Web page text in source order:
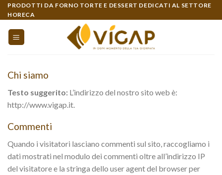
Skip
to
content
PRODOTTI DA FORNO TORTE E DESSERT DEDICATI AL SETTORE
HORECA
Chi siamo
Testo suggerito: L’indirizzo del nostro sito web è:
http://www.vigap.it.
Commenti
Quando i visitatori lasciano commenti sul sito, raccogliamo i
dati mostrati nel modulo dei commenti oltre all’indirizzo IP
del visitatore e la stringa dello user agent del browser per